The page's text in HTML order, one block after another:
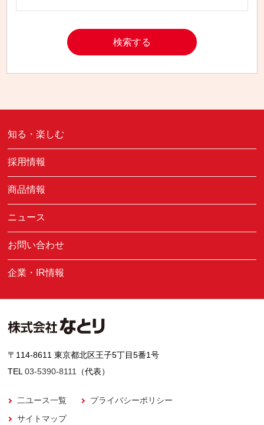
知る・楽しむ
採用情報
商品情報
ニュース
お問い合わせ
企業・IR情報
〒114-8611 東京都北区王子5丁目5番1号
TEL03-5390-8111 （代表）
二ユース一覧
プライバシーポリシー
サイトマップ